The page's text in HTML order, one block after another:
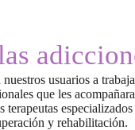
usuarios a
que les
terapeutas
y rehabilitación.